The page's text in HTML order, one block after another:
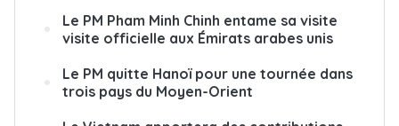
Le PM Pham Minh Chinh entame sa visite
visite officielle aux Émirats arabes unis
Le PM quitte Hanoï pour une tournée dans
trois pays du Moyen-Orient